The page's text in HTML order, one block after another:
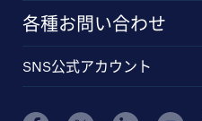
各種お問い合わせ
SNS公式アカウント